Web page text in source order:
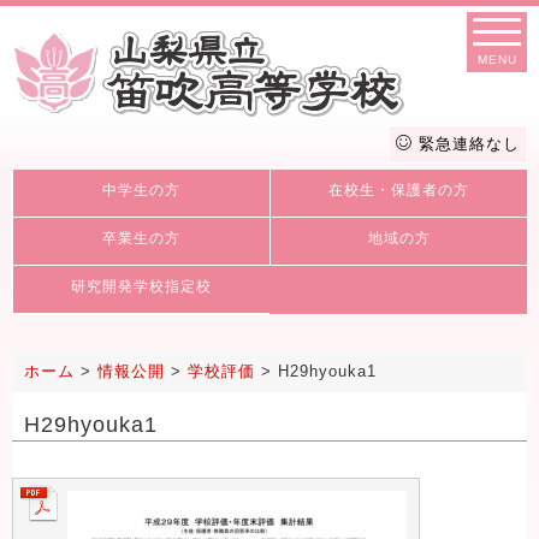
MENU
緊急連絡なし
中学生の方 在校生・保護者の方
卒業生の方 地域の方
研究開発学校指定校
ホーム >情報公開 > 学校評価 > H29hyouka1
H29hyouka1